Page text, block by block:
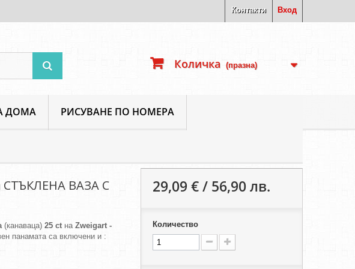
Вход
Контакти
ДОМА РИСУВАНЕ ПО НОМЕРА
Количка (празна)
СТЪКЛЕНА ВАЗА С
(канаваца) 25 ctна Zweigart -
панамата са включени и :
29,09 € / 56,90 лв.
Количество